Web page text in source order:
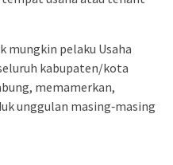
mungkin pelaku Usaha
kabupaten/kota
memamerkan,
unggulan masing‑masing